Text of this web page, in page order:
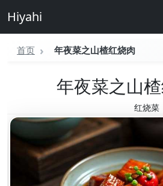
Hiyahi
首页 年夜菜之山楂红烧肉
年夜菜之山
红烧菜